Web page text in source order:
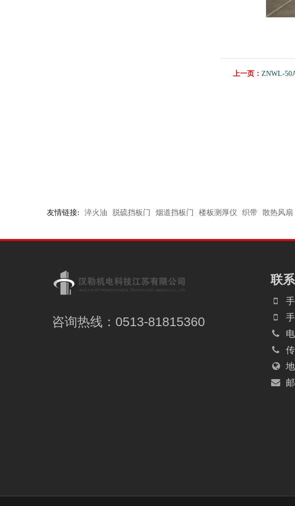
上一页： ZNWL-
友情链接: 淬火油 脱硫挡板门 烟道挡板门 楼板测厚仪 织带 散热风扇
咨询热线：0513-81815360
联